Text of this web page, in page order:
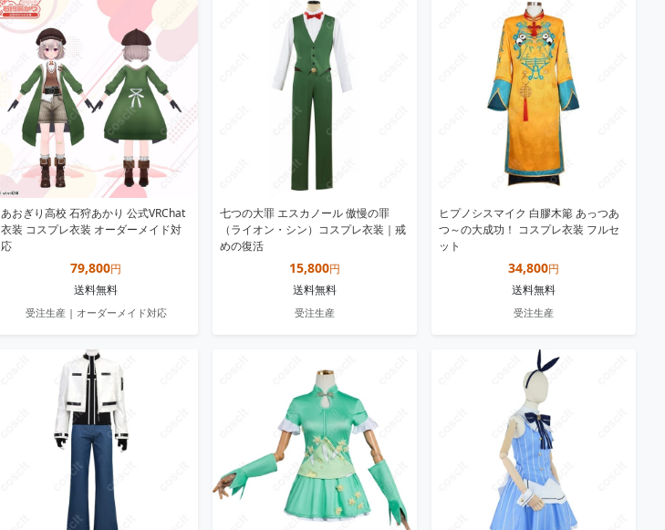
あおぎり高校 石狩あかり 公式VRChat
衣装 コスプレ衣装 オーダーメイド対
応
79,800円
送料無料
受注生産 | オーダーメイド対応
七つの大罪 エスカノール 傲慢の罪
（ライオン・シン）コスプレ衣装｜戒
めの復活
15,800円
送料無料
受注生産
ヒプノシスマイク 白膠木簓 あっつあ
つ～の大成功！ コスプレ衣装 フルセ
ット
34,800円
送料無料
受注生産